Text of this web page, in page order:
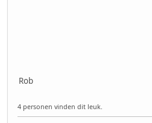
Rob
4 personen vinden dit leuk.